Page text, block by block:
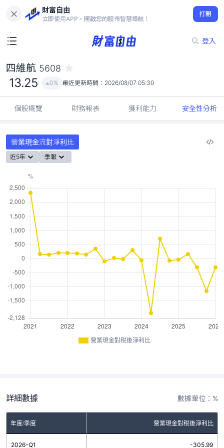
財富自由
立即使用APP，開啟您的股市智慧導航！
打開
登入
13.25
0%
四維航 5608
13.25 0% 最近更新時間： 2026/08/07 05:30
個股概覽 財務報表 獲利能力 安全性分析
營業現金流對淨利比
近5年 季報
營業現金對稅後淨利比
詳細數據 數據單位：%
年度/季度 營業現金對稅後淨利比
2026-Q1 -305.99